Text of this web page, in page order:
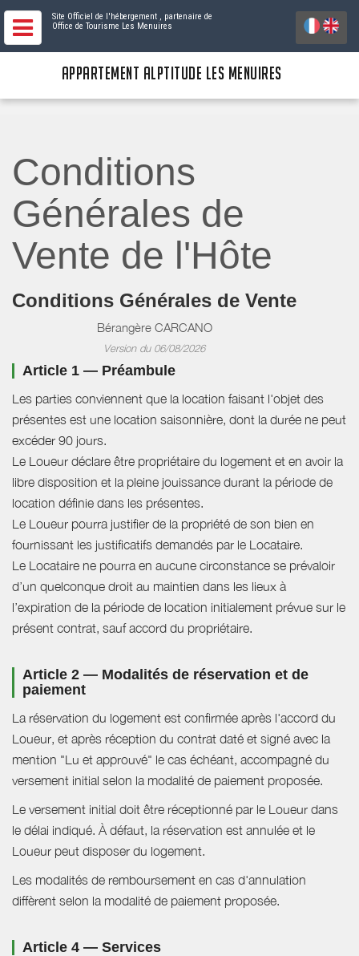
Site Officiel de l'hébergement , partenaire de
Office de Tourisme Les Menuires
APPARTEMENT ALPTITUDE LES MENUIRES
Conditions
Générales de
Vente de l'Hôte
Conditions Générales de Vente
Bérangère CARCANO
Version du 06/08/2026
Article 1 — Préambule
Les parties conviennent que la location faisant l'objet des
présentes est une location saisonnière, dont la durée ne peut
excéder 90 jours.
Le Loueur déclare être propriétaire du logement et en avoir la
libre disposition et la pleine jouissance durant la période de
location définie dans les présentes.
Le Loueur pourra justifier de la propriété de son bien en
fournissant les justificatifs demandés par le Locataire.
Le Locataire ne pourra en aucune circonstance se prévaloir
d’un quelconque droit au maintien dans les lieux à
l’expiration de la période de location initialement prévue sur le
présent contrat, sauf accord du propriétaire.
Article 2 — Modalités de réservation et de
paiement
La réservation du logement est confirmée après l'accord du
Loueur, et après réception du contrat daté et signé avec la
mention "Lu et approuvé" le cas échéant, accompagné du
versement initial selon la modalité de paiement proposée.
Le versement initial doit être réceptionné par le Loueur dans
le délai indiqué. À défaut, la réservation est annulée et le
Loueur peut disposer du logement.
Les modalités de remboursement en cas d'annulation
diffèrent selon la modalité de paiement proposée.
Article 4 — Services